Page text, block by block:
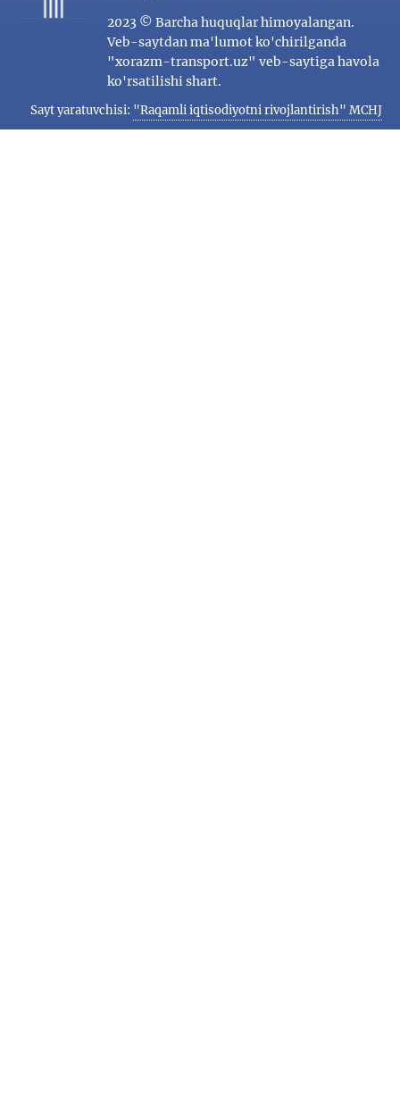
2023 © Barcha huquqlar himoyalangan.
Veb-saytdan ma'lumot ko'chirilganda
"xorazm-transport.uz" veb-saytiga havola
ko'rsatilishi shart.
Sayt yaratuvchisi: "Raqamli iqtisodiyotni rivojlantirish" MCHJ